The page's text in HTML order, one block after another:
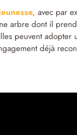
avec par
arbre dont il prend
peuvent adopter
déjà